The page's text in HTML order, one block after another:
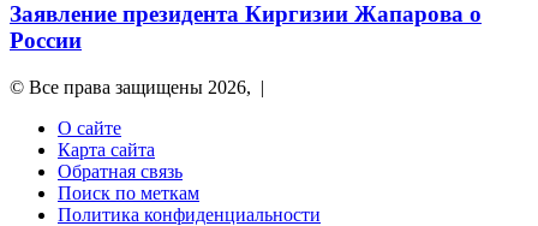
Заявление президента Киргизии Жапарова о
России
© Все права защищены 2026, |
О сайте
Карта сайта
Обратная связь
Поиск по меткам
Политика конфиденциальности